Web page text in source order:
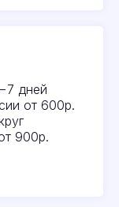
дней
от 600р.
900р.